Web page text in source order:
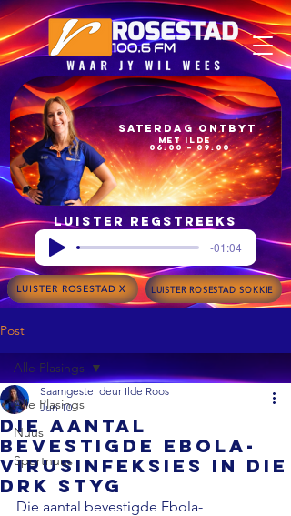
06:00 – 09:00
met Ilde
Saterdag Ontbyt
Luister regstreeks
-01:04
LUISTER ROSESTAD X LUISTER ROSESTAD SOKKIE
Post
Alle Plasings
Nuus
Sportnuus
Alle Plasings
Die aantal
bevestigde Ebola-
virusinfeksies in die
DRK styg
Saamgestel deur Ilde Roos
Jun 10
Die aantal bevestigde Ebola-